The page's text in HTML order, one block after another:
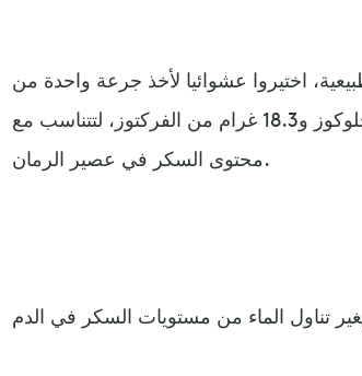
اختيروا عشوائيا لأخذ جرعة واحدة من
الماء أو عصير الرمان أو الماء مع 18.6 غرام من الجلوكوز و18.3 غرام من الفركتوز، لتتناسب مع
محتوى السكر في عصير الرمان.